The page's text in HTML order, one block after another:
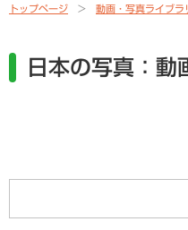
トップページ 動画・写真ライブラ
日本の写真：動